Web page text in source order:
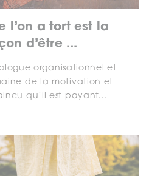
l’on a tort est la
d’être ...
organisationnel et
de la motivation et
qu’il est payant...